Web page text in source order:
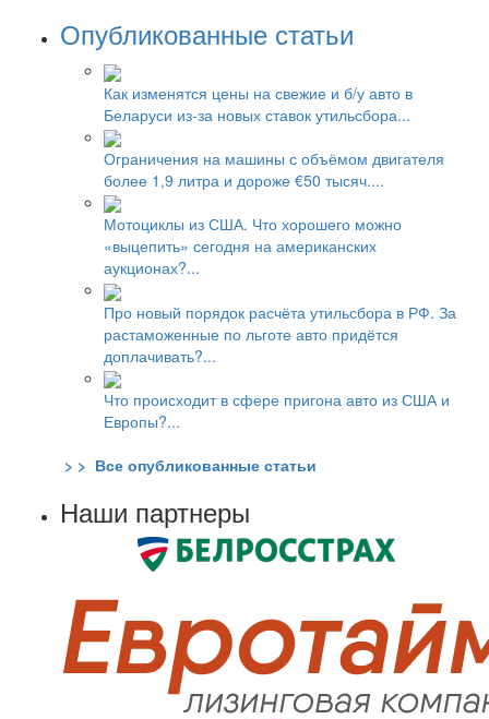
Опубликованные статьи
Как изменятся цены на свежие и б/у авто в
Беларуси из-за новых ставок утильсбора...
Ограничения на машины с объёмом двигателя
более 1,9 литра и дороже €50 тысяч....
Мотоциклы из США. Что хорошего можно
«выцепить» сегодня на американских
аукционах?...
Про новый порядок расчёта утильсбора в РФ. За
растаможенные по льготе авто придётся
доплачивать?...
Что происходит в сфере пригона авто из США и
Европы?...
> > Все опубликованные статьи
Наши партнеры